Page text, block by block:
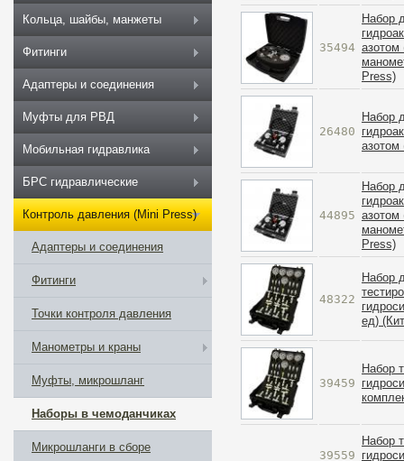
35494
Набор
азотом
Press)
26480
Набор
азотом
44895
Набор
азотом
Press)
48322
Набор
ед)
39459
Набор
39559
Набор
Кольца, шайбы, манжеты
Фитинги
Адаптеры и соединения
Муфты для РВД
Мобильная гидравлика
БРС гидравлические
Контроль давления (Mini Press)
Адаптеры и соединения
Фитинги
Точки контроля давления
Манометры и краны
Муфты, микрошланг
Наборы в чемоданчиках
Микрошланги в сборе